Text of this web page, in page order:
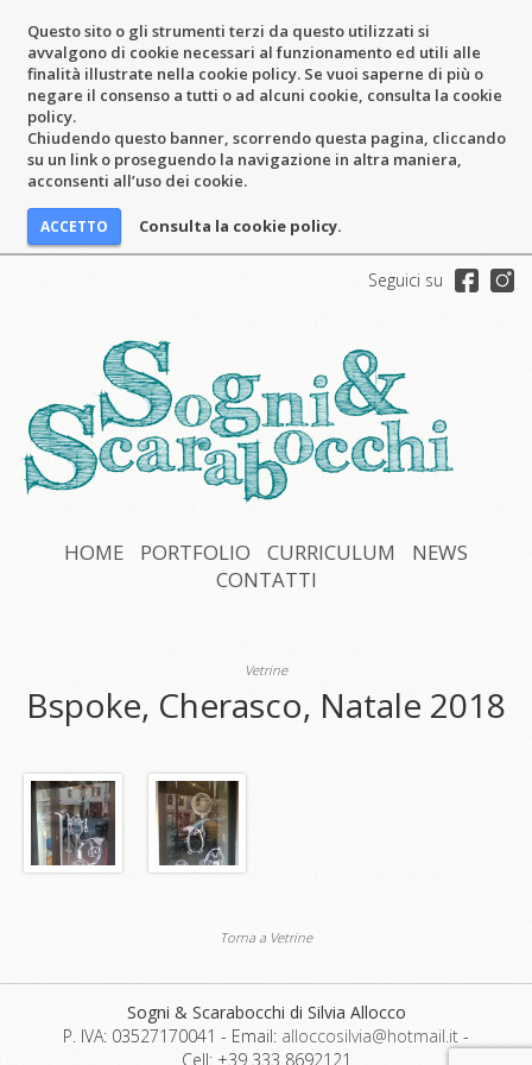
Questo sito o gli strumenti terzi da questo utilizzati si
avvalgono di cookie necessari al funzionamento ed utili alle
finalità illustrate nella cookie policy. Se vuoi saperne di più o
negare il consenso a tutti o ad alcuni cookie, consulta la cookie
policy.
Chiudendo questo banner, scorrendo questa pagina, cliccando
su un link o proseguendo la navigazione in altra maniera,
acconsenti all’uso dei cookie.
Consulta la cookie policy.
Seguici su
HOME PORTFOLIO CURRICULUM
NEWS
CONTATTI
Vetrine
Bspoke, Cherasco, Natale 2018
Torna a Vetrine
Sogni & Scarabocchi di Silvia Allocco
P. IVA: 03527170041 - Email: alloccosilvia@hotmail.it -
Cell: +39 333 8692121